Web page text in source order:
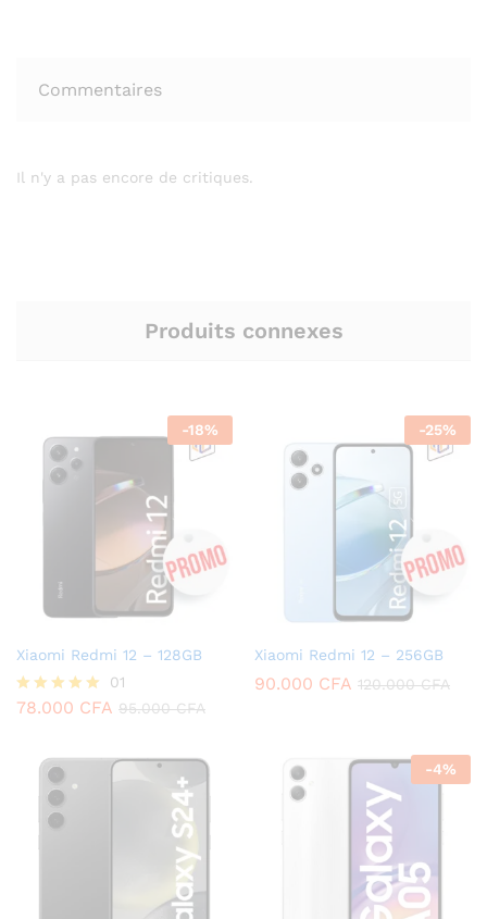
Commentaires
Il n'y a pas encore de critiques.
Produits connexes
-18%
Xiaomi Redmi 12 – 128GB
Note
01
78.000 CFA 95.000CFA
-25%
Xiaomi Redmi 12 – 256GB
90.000 CFA 120.000CFA
-4%